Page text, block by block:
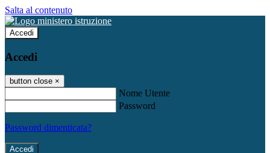
Salta al contenuto
Accedi
Accedi
button close ×
Nome Utente
Password
Password dimenticata?